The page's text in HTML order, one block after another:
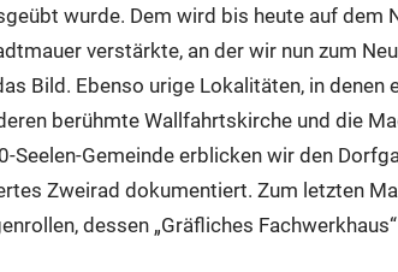
wurde. Dem wird bis heute auf dem
verstärkte, an der wir nun zum
Bild. Ebenso urige Lokalitäten, in
berühmte Wallfahrtskirche und die
Gemeinde erblicken wir den
Zweirad dokumentiert. Zum letzten
dessen „Gräfliches